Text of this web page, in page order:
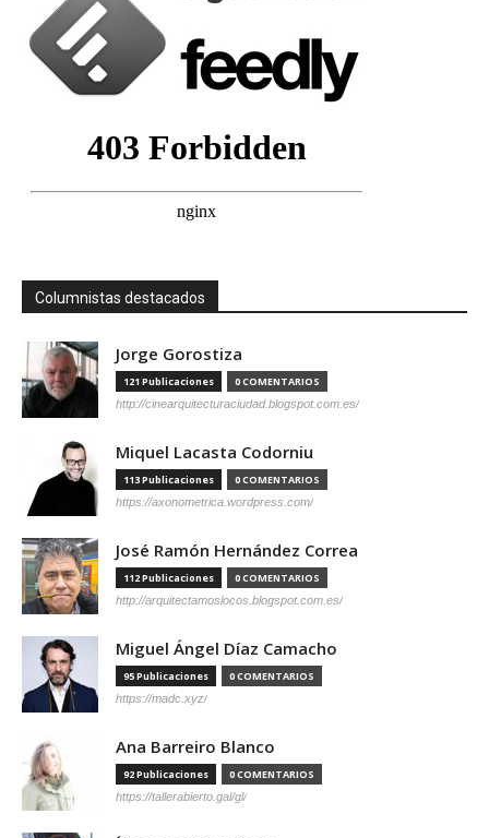
Columnistas destacados
Jorge Gorostiza
121 Publicaciones 0 COMENTARIOS
http://cinearquitecturaciudad.blogspot.com.es/
Miquel Lacasta Codorniu
113 Publicaciones 0 COMENTARIOS
https://axonometrica.wordpress.com/
José Ramón Hernández Correa
112 Publicaciones 0 COMENTARIOS
http://arquitectamoslocos.blogspot.com.es/
Miguel Ángel Díaz Camacho
95 Publicaciones 0 COMENTARIOS
https://madc.xyz/
Ana Barreiro Blanco
92 Publicaciones 0 COMENTARIOS
https://tallerabierto.gal/gl/